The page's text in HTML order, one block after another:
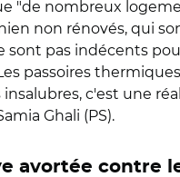
"de nombreux
non rénovés, qui
sont pas indécents
passoires
c'est une
Ghali (PS).
avortée contre